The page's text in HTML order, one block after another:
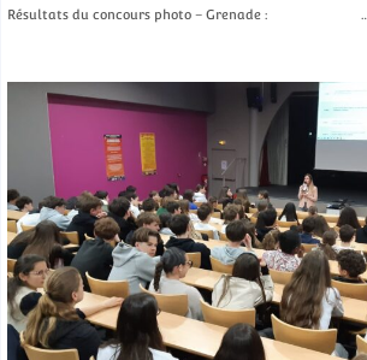
Résultats du concours photo – Grenade : …